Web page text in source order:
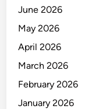
June 2026
May 2026
April 2026
March 2026
February 2026
January 2026